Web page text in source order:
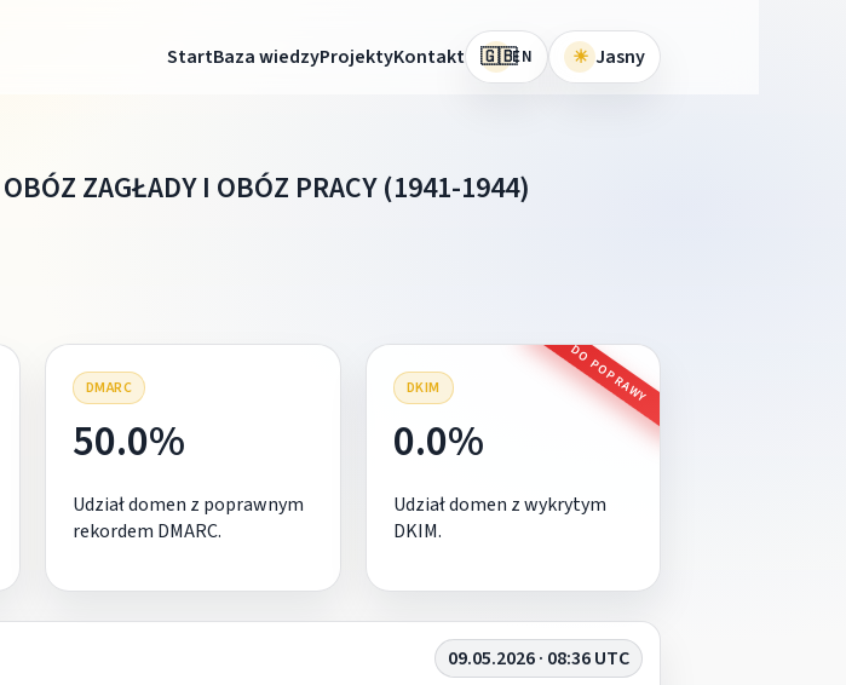
StartBaza wiedzyProjektyKontakt 🇬🇧EN ☀ Jasny
ZAGŁADY I OBÓZ PRACY (1941-1944)
DMARC
50.0%
Udział domen z poprawnym
rekordem DMARC.
DKIM DO POPRAWY
0.0%
Udział domen z wykrytym
DKIM.
09.05.2026 · 08:36 UTC